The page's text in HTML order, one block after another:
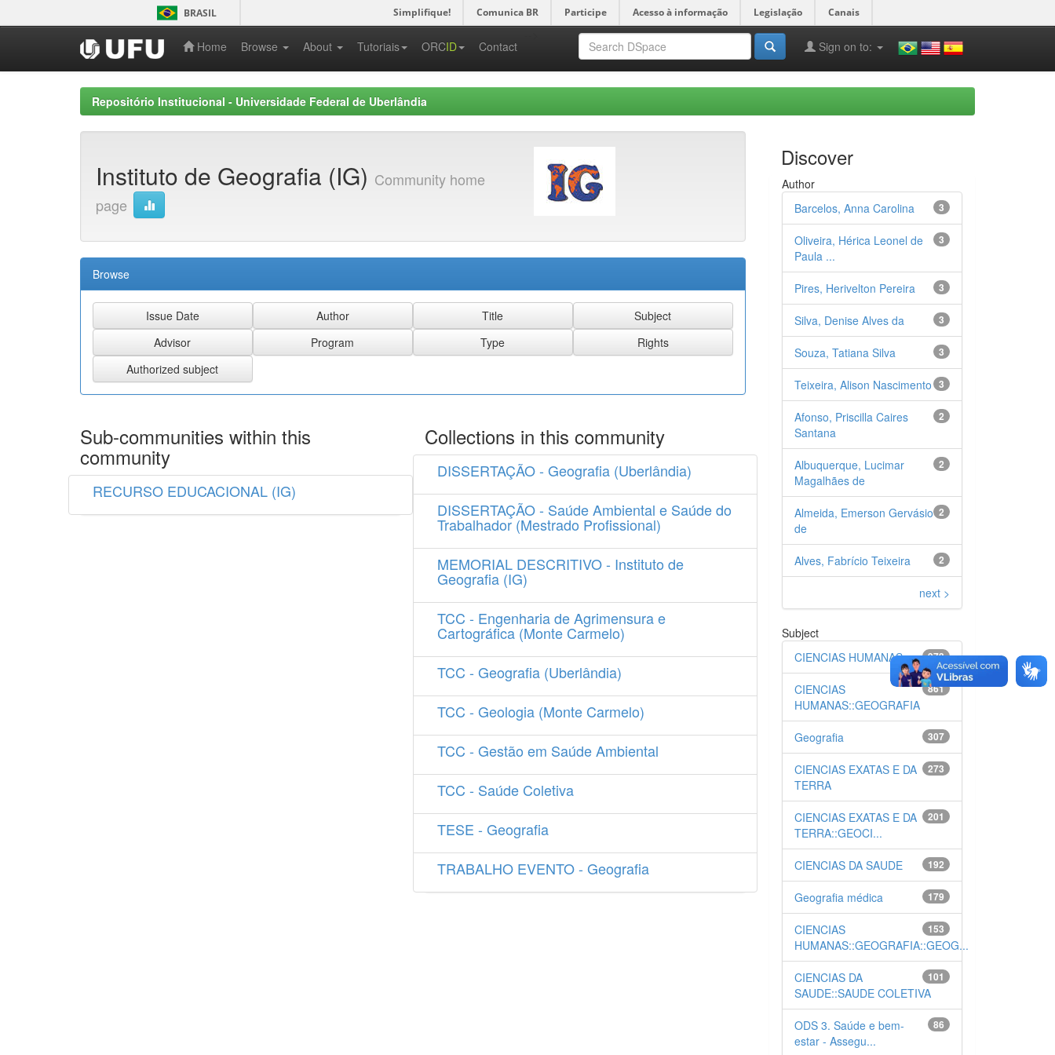
navigation
BRASIL Simplifique! Comunica BR Participe Acesso à informação Legislação Canais
Home Browse About Tutoriais ORCID Contact Sign on to:
Repositório Institucional - Universidade Federal de Uberlândia
Instituto de Geografia (IG) Community home
page
Browse
Sub-communities within this
community
RECURSO EDUCACIONAL (IG)
Collections in this community
DISSERTAÇÃO - Geografia (Uberlândia)
DISSERTAÇÃO - Saúde Ambiental e Saúde do
Trabalhador (Mestrado Profissional)
MEMORIAL DESCRITIVO - Instituto de
Geografia (IG)
TCC - Engenharia de Agrimensura e
Cartográfica (Monte Carmelo)
TCC - Geografia (Uberlândia)
TCC - Geologia (Monte Carmelo)
TCC - Gestão em Saúde Ambiental
TCC - Saúde Coletiva
TESE - Geografia
TRABALHO EVENTO - Geografia
Discover
Author
3
Barcelos, Anna Carolina
3
Oliveira, Hérica Leonel de
Paula ...
3
Pires, Herivelton Pereira
3
Silva, Denise Alves da
3
Souza, Tatiana Silva
3
Teixeira, Alison Nascimento
2
Afonso, Priscilla Caires
Santana
2
Albuquerque, Lucimar
Magalhães de
2
Almeida, Emerson Gervásio
de
2
Alves, Fabrício Teixeira
next >
Subject
973
CIENCIAS HUMANAS
861
CIENCIAS
HUMANAS::GEOGRAFIA
307
Geografia
273
CIENCIAS EXATAS E DA
TERRA
201
CIENCIAS EXATAS E DA
TERRA::GEOCI...
192
CIENCIAS DA SAUDE
179
Geografia médica
153
CIENCIAS
HUMANAS::GEOGRAFIA::GEOG...
101
CIENCIAS DA
SAUDE::SAUDE COLETIVA
86
ODS 3. Saúde e bem-
estar - Assegu...